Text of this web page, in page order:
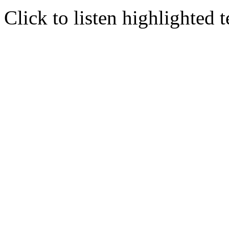
Click to listen highlighted